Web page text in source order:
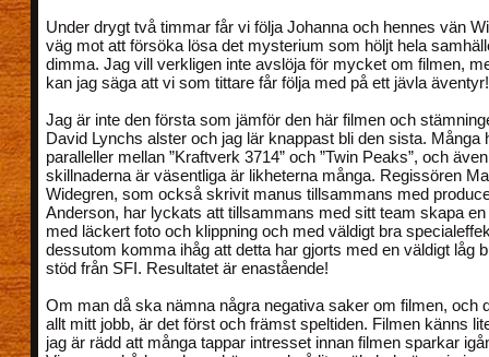
Under drygt två timmar får vi följa Johanna och hennes vän
väg mot att försöka lösa det mysterium som höljt hela
dimma. Jag vill verkligen inte avslöja för mycket om filmen,
kan jag säga att vi som tittare får följa med på ett jävla äventyr!
Jag är inte den första som jämför den här filmen och
David Lynchs alster och jag lär knappast bli den sista. Många
paralleller mellan ”Kraftverk 3714” och ”Twin Peaks”, och
skillnaderna är väsentliga är likheterna många. Regissören
Widegren, som också skrivit manus tillsammans med
Anderson, har lyckats att tillsammans med sitt team skapa
med läckert foto och klippning och med väldigt bra
dessutom komma ihåg att detta har gjorts med en väldigt låg
stöd från SFI. Resultatet är enastående!
Om man då ska nämna några negativa saker om filmen, och
allt mitt jobb, är det först och främst speltiden. Filmen känns
jag är rädd att många tappar intresset innan filmen sparkar